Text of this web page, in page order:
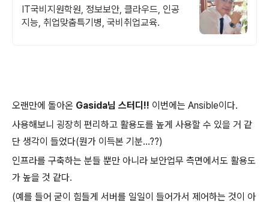
력전문가 IT취업상담
IT국비지원학원, 정보보안, 클라우드, 인공
지능, 취업맞춤특기병, 국비취업교육.
오랜만에 돌아온 Gasida님 스터디!! 이번에는 Ansible이다.
사용해보니 굉장히 편리하고 활용도를 높게 사용할 수 있을 거 같
단 생각이 들었다(뭔가 이득본 기분...??)
인프라를 구축하는 분들 뿐만 아니라 보안업무 측면에서도 활용도
가 높을 것 같다.
(예를 들어 굳이 힘들게 서버를 일일이 들어가서 제어하는 것이 아